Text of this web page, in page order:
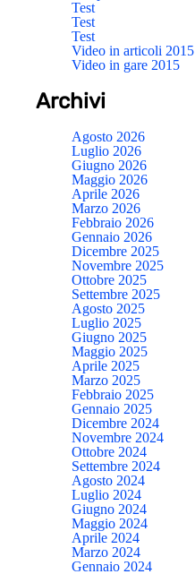
Test
Test
Test
Video in articoli 2015
Video in gare 2015
Archivi
Agosto 2026
Luglio 2026
Giugno 2026
Maggio 2026
Aprile 2026
Marzo 2026
Febbraio 2026
Gennaio 2026
Dicembre 2025
Novembre 2025
Ottobre 2025
Settembre 2025
Agosto 2025
Luglio 2025
Giugno 2025
Maggio 2025
Aprile 2025
Marzo 2025
Febbraio 2025
Gennaio 2025
Dicembre 2024
Novembre 2024
Ottobre 2024
Settembre 2024
Agosto 2024
Luglio 2024
Giugno 2024
Maggio 2024
Aprile 2024
Marzo 2024
Gennaio 2024